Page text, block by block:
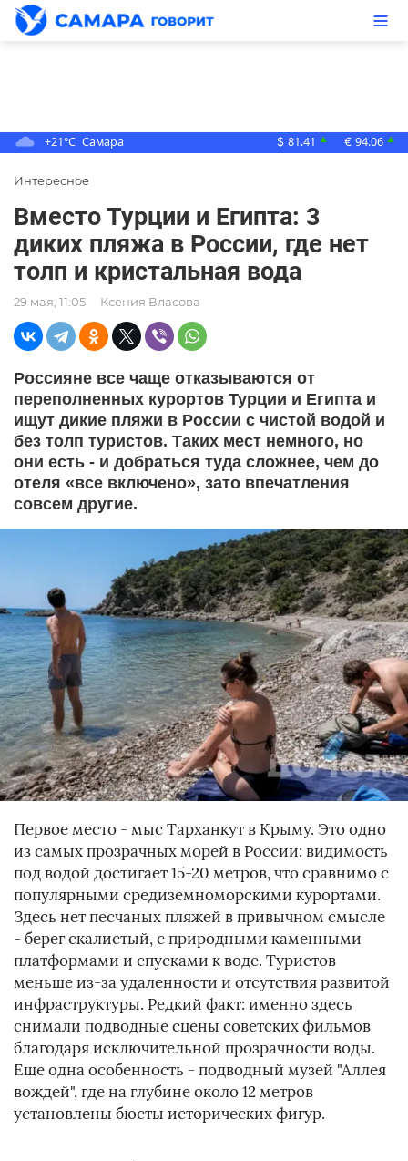
+21°C Самара $ 81.41 ▲ € 94.06 ▲
Интересное
Вместо Турции и Египта: 3
диких пляжа в России, где нет
толп и кристальная вода
29 мая, 11:05 Ксения Власова
Россияне все чаще отказываются от
переполненных курортов Турции и Египта и
ищут дикие пляжи в России с чистой водой и
без толп туристов. Таких мест немного, но
они есть - и добраться туда сложнее, чем до
отеля «все включено», зато впечатления
совсем другие.
Первое место - мыс Тарханкут в Крыму. Это одно
из самых прозрачных морей в России: видимость
под водой достигает 15-20 метров, что сравнимо с
популярными средиземноморскими курортами.
Здесь нет песчаных пляжей в привычном смысле
- берег скалистый, с природными каменными
платформами и спусками к воде. Туристов
меньше из-за удаленности и отсутствия развитой
инфраструктуры. Редкий факт: именно здесь
снимали подводные сцены советских фильмов
благодаря исключительной прозрачности воды.
Еще одна особенность - подводный музей "Аллея
вождей", где на глубине около 12 метров
установлены бюсты исторических фигур.